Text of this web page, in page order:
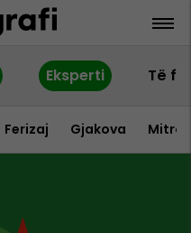
Eksperti Të
Ferizaj Gjakova